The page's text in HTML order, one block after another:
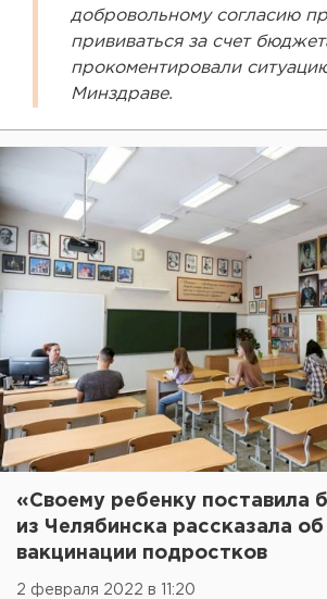
добровольному согласию
прививаться за счет
прокоментировали
Минздраве.
«Своему ребенку поставила
из Челябинска рассказала
вакцинации подростков
2 февраля 2022 в 11:20